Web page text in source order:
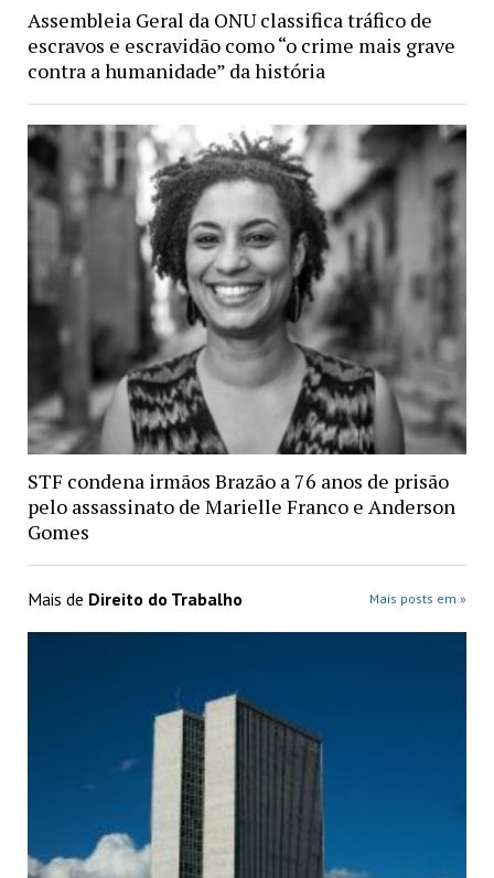
Assembleia Geral da ONU classifica tráfico de
escravos e escravidão como “o crime mais grave
contra a humanidade” da história
STF condena irmãos Brazão a 76 anos de prisão
pelo assassinato de Marielle Franco e Anderson
Gomes
Mais de Direito do Trabalho Mais posts em »